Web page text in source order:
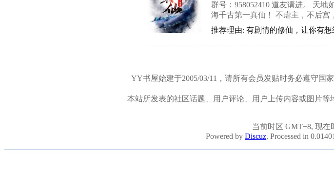
群号：958052410 道友请进。 天
海千古第一真仙！ 不虐主，不后宫
推荐理由: 有剧情的修仙，让你有想
YY书屋始建于2005/03/11，请所有会员发贴时务必遵守国
本站所发表的社区话题、用户评论、用户上传内容或图片
当前时区 GMT+8, 现在
Powered by Discuz, Processed in